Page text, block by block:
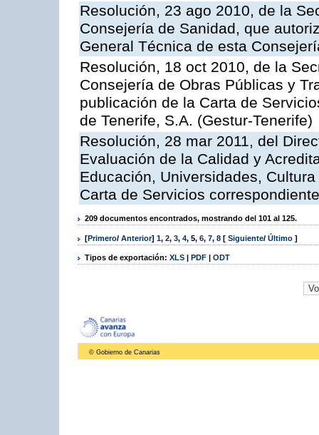
Resolución, 23 ago 2010, de la
Consejería de Sanidad, que
General Técnica de esta
Resolución, 18 oct 2010, de la
Consejería de Obras Públicas y
publicación de la Carta de
de Tenerife, S.A. (Gestur-Tenerife)
Resolución, 28 mar 2011, del
Evaluación de la Calidad y
Educación, Universidades,
Carta de Servicios
209 documentos encontrados, mostrando del 101 al 125.
[Primero/ Anterior] 1, 2, 3, 4, 5, 6, 7, 8 [ Siguiente/ Último ]
Tipos de exportación: XLS | PDF | ODT
© Gobierno de Canarias